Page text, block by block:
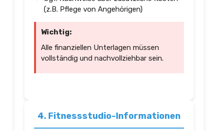
(z.B. Pflege von Angehörigen)
Wichtig:
Alle finanziellen Unterlagen müssen
vollständig und nachvollziehbar sein.
4. Fitnessstudio-Informationen